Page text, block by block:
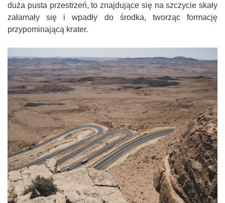
duża pusta przestrzeń, to znajdujące się na szczycie skały
załamały się i wpadły do środka, tworząc formację
przypominającą krater.